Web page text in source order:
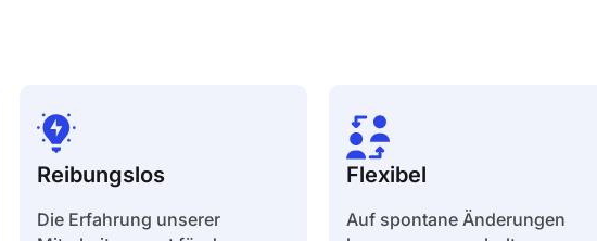
Reibungslos
Die Erfahrung unserer
Flexibel
Auf spontane Änderungen